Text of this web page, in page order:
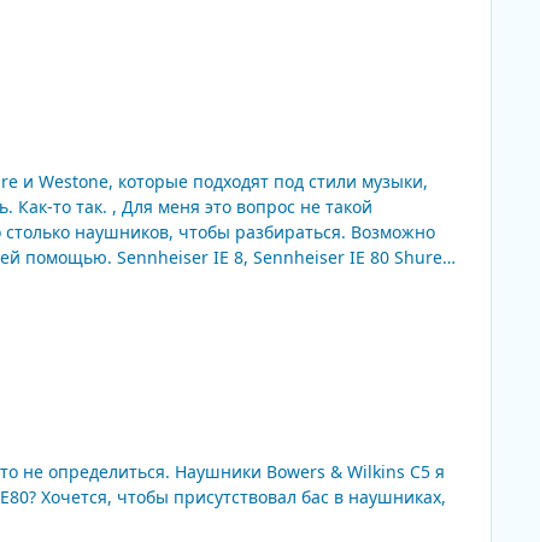
и Westone, которые подходят под стили музыки,
то так. , Для меня это вопрос не такой
наушников, чтобы разбираться. Возможно
IE 80 Shure
Bowers & Wilkins C5 я